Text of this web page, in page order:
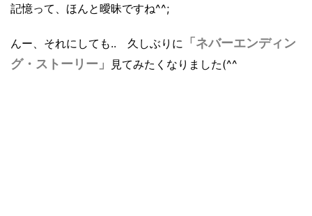
記憶って、ほんと曖昧ですね^^;
んー、それにしても.. 久しぶりに 「ネバーエンディン
グ・ストーリー」
見てみたくなりました(^^ゞ